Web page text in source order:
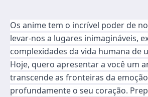
Os anime tem o incrível poder de
levar-nos a lugares inimagináveis,
complexidades da vida humana de
Hoje, quero apresentar a você um
transcende as fronteiras da
profundamente o seu coração.